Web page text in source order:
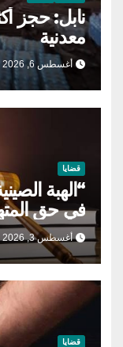
معدنية
أغسطس 6, 2026
قضايا
“الهبة
في حق
أغسطس 3, 2026
قضايا